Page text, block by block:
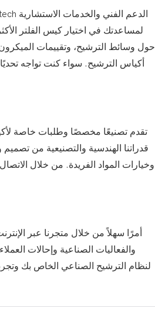
لمساعدتك في اختيار كيس الفلتر
حول وسائط الترشيح، وتقييمات
أكياس الترشيح. سواء كنت تواجه
قدراتنا الهندسية والتصنيعية من
وخيارات المواد الفريدة. من خلال
والفعاليات الصناعية وإحالات